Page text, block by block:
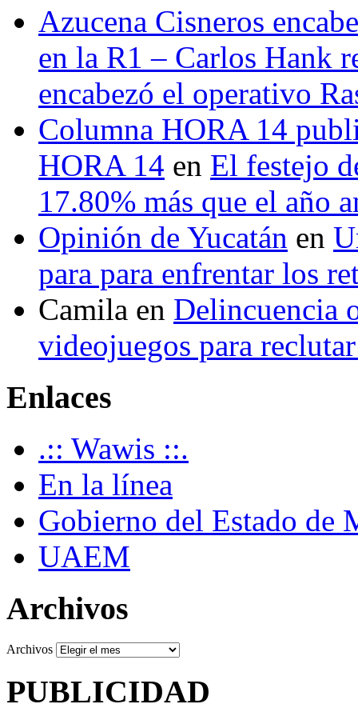
Azucena Cisneros
en la R1 – Carlos Hank
encabezó el operativo
Columna HORA 14
HORA 14 en El festejo
17.80% más que el año
Opinión de Yucatán en
para para enfrentar los
Camila en Delincuencia
videojuegos para
Enlaces
.:: Wawis ::.
En la línea
Gobierno del Estado de
UAEM
Archivos
Archivos
PUBLICIDAD